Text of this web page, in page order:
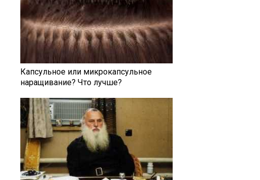
Капсульное или микрокапсульное
наращивание? Что лучше?